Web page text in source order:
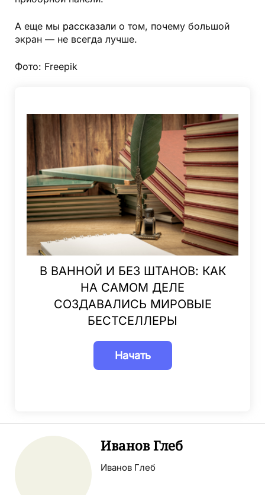
А еще мы рассказали о том, почему большой
экран — не всегда лучше.
Фото: Freepik
В ВАННОЙ И БЕЗ ШТАНОВ: КАК
НА САМОМ ДЕЛЕ
СОЗДАВАЛИСЬ МИРОВЫЕ
БЕСТСЕЛЛЕРЫ
Иванов Глеб
Иванов Глеб